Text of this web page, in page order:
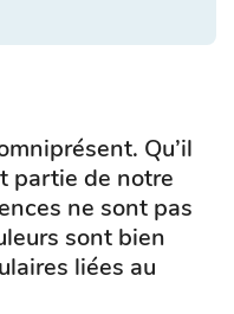
Qu’il
partie de notre
ne sont pas
sont bien
liées au